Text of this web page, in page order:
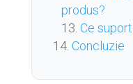
produs?
Ce
Concluzie